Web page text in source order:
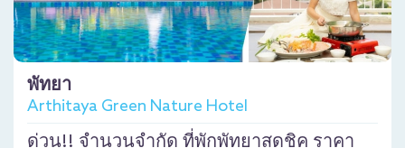
พัทยา
Arthitaya Green Nature Hotel
ด่วน!! จำนวนจำกัด ที่พักพัทยาสุดชิค ราคา